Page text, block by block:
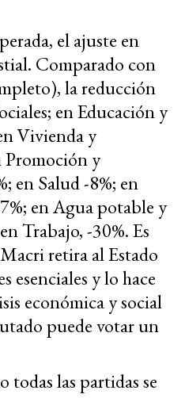
el ajuste en
Comparado con
la reducción
en Educación y
Vivienda y
Promoción y
en Salud -8%; en
en Agua potable y
Trabajo, -30%. Es
retira al Estado
esenciales y lo hace
económica y social
puede votar un
todas las partidas se